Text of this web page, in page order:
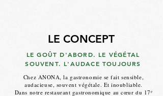
LE CONCEPT
LE GOÛT D'ABORD. LE VÉGÉTAL
SOUVENT. L'AUDACE TOUJOURS
Chez ANONA, la gastronomie se fait sensible,
audacieuse, souvent végétale. Et inoubliable.
Dans notre restaurant gastronomique au cœur du 17ᵉ